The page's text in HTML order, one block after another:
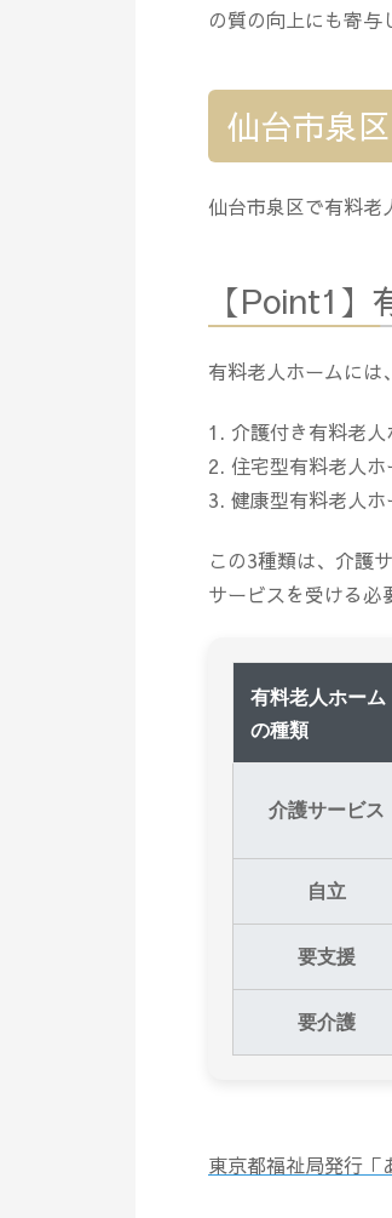
の質の向上にも寄与
仙台市泉
仙台市泉区で有料老
【Point1
有料老人ホームには
介護付き有料老人
住宅型有料老人ホ
健康型有料老人ホ
この3種類は、介護
サービスを受ける必
有料老人ホーム
の種類
介護サービス
自立
要支援
要介護
東京都福祉局発行